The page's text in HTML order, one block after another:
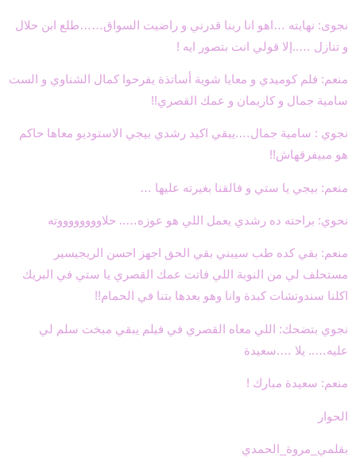
نجوى: نهايته …اهو انا ربنا قدرني و راضيت السواق……طلع ابن حلال
و تنازل …..إلا قولي انت بتصور ايه !
منعم: فلم كوميدي و معايا شوية أساتذة يفرحوا كمال الشناوي و الست
سامية جمال و كاريمان و عمك القصري!!
نجوي : سامية جمال….يبقي اكيد رشدي بيجي الاستوديو معاها حاكم
هو مبيفرقهاش!!
منعم: بيجي يا ستي و فالقنا بغيرته عليها …
نحوي: براحته ده رشدي يعمل اللي هو عوزه….. حلاووووووووته
منعم: بقي كده طب سيبني بقي الحق اجهز احسن الريجيسير
مستحلف لي من النوبة اللي فاتت عمك القصري يا ستي في البريك
اكلنا سندوتشات كبدة وانا وهو بعدها بتنا في الحمام!!
نجوي بتضحك: اللي معاه القصري في فيلم يبقي مبخت سلم لي
عليه….. يلا ….سعيدة
منعم: سعيدة مبارك !
الحوار
بقلمي_مروة_الحمدي